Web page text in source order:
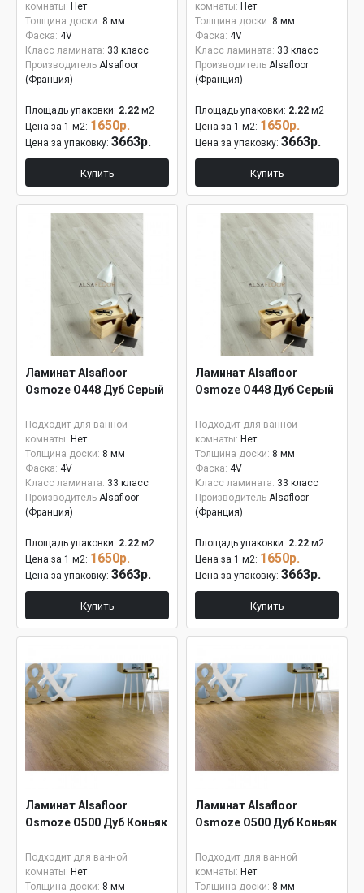
комнаты: Нет
Толщина доски: 8 мм
Фаска: 4V
Класс ламината: 33 класс
Производитель Alsafloor
(Франция)
Площадь упаковки: 2.22 м2
Цена за 1 м2: 1650р.
Цена за упаковку: 3663р.
Купить
комнаты: Нет
Толщина доски: 8 мм
Фаска: 4V
Класс ламината: 33 класс
Производитель Alsafloor
(Франция)
Площадь упаковки: 2.22 м2
Цена за 1 м2: 1650р.
Цена за упаковку: 3663р.
Купить
Ламинат Alsafloor
Osmoze O448 Дуб Серый
Подходит для ванной
комнаты: Нет
Толщина доски: 8 мм
Фаска: 4V
Класс ламината: 33 класс
Производитель Alsafloor
(Франция)
Площадь упаковки: 2.22 м2
Цена за 1 м2: 1650р.
Цена за упаковку: 3663р.
Купить
Ламинат Alsafloor
Osmoze O448 Дуб Серый
Подходит для ванной
комнаты: Нет
Толщина доски: 8 мм
Фаска: 4V
Класс ламината: 33 класс
Производитель Alsafloor
(Франция)
Площадь упаковки: 2.22 м2
Цена за 1 м2: 1650р.
Цена за упаковку: 3663р.
Купить
Ламинат Alsafloor
Osmoze O500 Дуб Коньяк
Подходит для ванной
комнаты: Нет
Толщина доски: 8 мм
Ламинат Alsafloor
Osmoze O500 Дуб Коньяк
Подходит для ванной
комнаты: Нет
Толщина доски: 8 мм